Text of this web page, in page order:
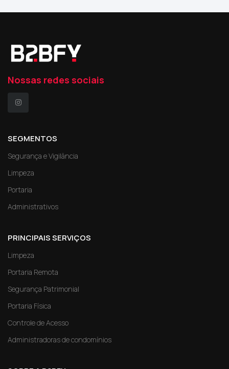
Nossas redes sociais
SEGMENTOS
Segurança e Vigilância
Limpeza
Portaria
Administrativos
PRINCIPAIS SERVIÇOS
Limpeza
Portaria Remota
Segurança Patrimonial
Portaria Física
Controle de Acesso
Administradoras de condomínios